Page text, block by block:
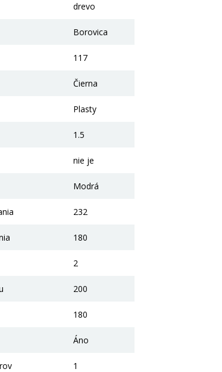
drevo
Borovica
117
Čierna
Plasty
1.5
nie je
Modrá
232
180
2
200
180
Áno
1